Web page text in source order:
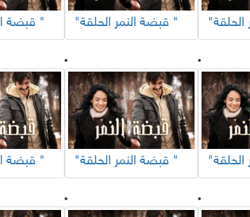
"قبضة النمر الحلقة " "قبضة النمر الحلقة "
"قبضة النمر الحلقة " "قبضة النمر الحلقة "